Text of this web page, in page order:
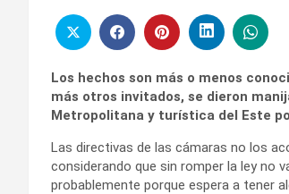
Los hechos son más o menos
más otros invitados, se dieron
Metropolitana y turística del Este
Las directivas de las cámaras no los
considerando que sin romper la ley no
probablemente porque espera a tener